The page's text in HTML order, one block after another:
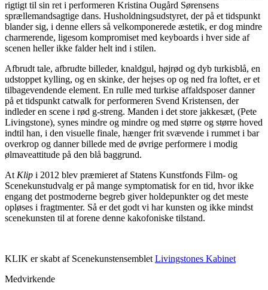
rigtigt til sin ret i performeren Kristina Ougård Sørensens
sprællemandsagtige dans. Husholdningsudstyret, der på et tidspunkt
blander sig, i denne ellers så velkomponerede æstetik, er dog mindre
charmerende, ligesom kompromiset med keyboards i hver side af
scenen heller ikke falder helt ind i stilen.
Afbrudt tale, afbrudte billeder, knaldgul, højrød og dyb turkisblå, en
udstoppet kylling, og en skinke, der hejses op og ned fra loftet, er et
tilbagevendende element. En rulle med turkise affaldsposer danner
på et tidspunkt catwalk for performeren Svend Kristensen, der
indleder en scene i rød g-streng. Manden i det store jakkesæt, (Pete
Livingstone), synes mindre og mindre og med større og større hoved
indtil han, i den visuelle finale, hænger frit svævende i rummet i bar
overkrop og danner billede med de øvrige performere i modig
ølmaveattitude på den blå baggrund.
At Klip i 2012 blev præmieret af Statens Kunstfonds Film- og
Scenekunstudvalg er på mange symptomatisk for en tid, hvor ikke
engang det postmoderne begreb giver holdepunkter og det meste
opløses i fragtmenter. Så er det godt vi har kunsten og ikke mindst
scenekunsten til at forene denne kakofoniske tilstand.
KLIK er skabt af Scenekunstensemblet Livingstones Kabinet
Medvirkende